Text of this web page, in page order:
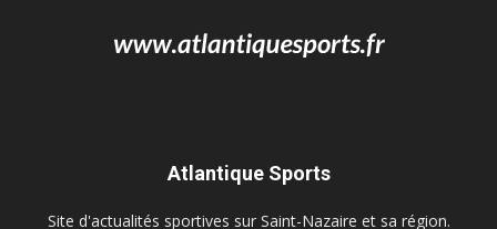
Atlantique Sports
Site d'actualités sportives sur Saint-Nazaire et sa région.